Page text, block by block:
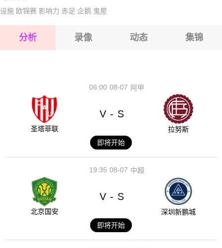
2026-08-15 【国际友谊】 卢森堡VS意大利
设施 欧锦赛 影响力 赤足 企鹅 鬼屋
分析 录像 动态 集锦
08-07
06:00 阿甲
圣塔菲联
V - S
拉努斯
即将开始
08-07
19:35 中超
北京国安
V - S
深圳新鹏城
即将开始